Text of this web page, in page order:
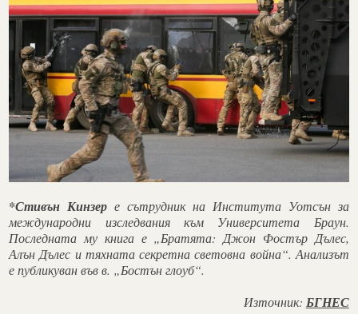
*Стивън Кинзер е сътрудник на Института Уотсън за
международни изследвания към Университета Браун.
Последната му книга е „Братята: Джон Фостър Дълес,
Алън Дълес и тяхната секретна световна война“. Анализът
е публикуван във в. „Бостън глоуб“.
Източник: БГНЕС